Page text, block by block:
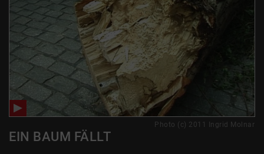
Photo (c) 2011 Ingrid Molnar
EIN BAUM FÄLLT